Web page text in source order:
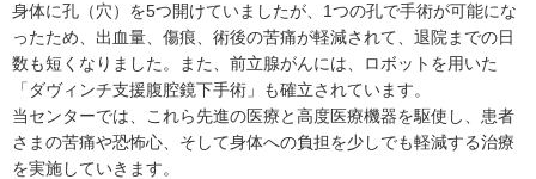
身体に孔（穴）を5つ開けていましたが、1つの孔で手術が可能にな
ったため、出血量、傷痕、術後の苦痛が軽減されて、退院までの日
数も短くなりました。また、前立腺がんには、ロボットを用いた
「ダヴィンチ支援腹腔鏡下手術」も確立されています。
当センターでは、これら先進の医療と高度医療機器を駆使し、患者
さまの苦痛や恐怖心、そして身体への負担を少しでも軽減する治療
を実施していきます。